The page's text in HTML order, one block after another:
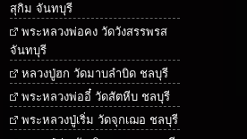
สุกิม จันทบุรี
พระหลวงพ่อคง วัดวังสรรพรส
จันทบุรี
หลวงปู่ฮก วัดมาบลำบิด ชลบุรี
พระหลวงพ่ออี๋ วัดสัตหีบ ชลบุรี
พระหลวงปู่เริ่ม วัดจุกเฌอ ชลบุรี